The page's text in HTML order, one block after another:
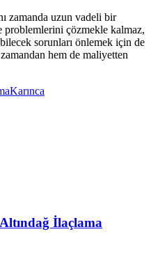
zamanda uzun vadeli bir
problemlerini çözmekle kalmaz,
sorunları önlemek için de
hem de maliyetten
Karınca
İlaçlama